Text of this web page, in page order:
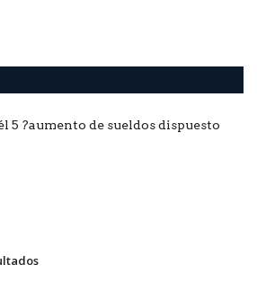
5 ?aumento de sueldos dispuesto